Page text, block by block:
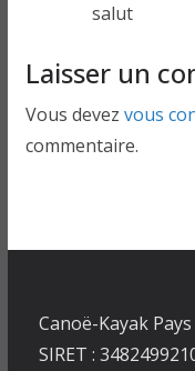
salut
Laisser un
Vous devez vous
commentaire.
Canoë-Kayak
SIRET :